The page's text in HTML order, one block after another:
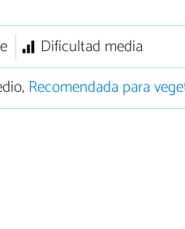
Dificultad media
Recomendada para